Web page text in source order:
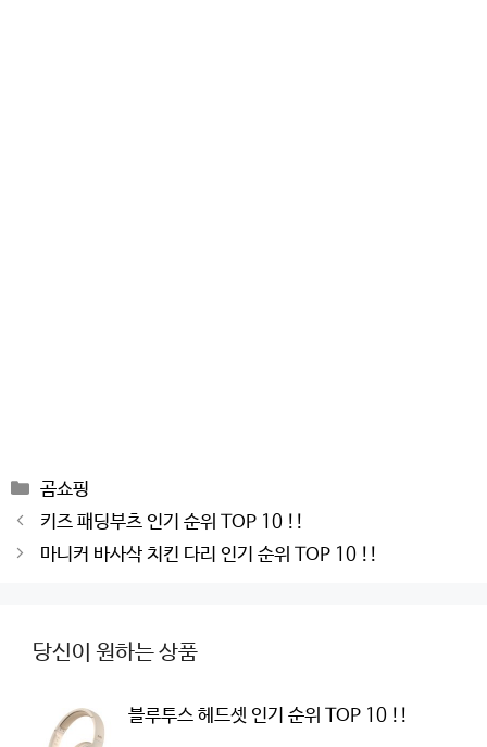
Categories
곰쇼핑
Post
navigation
키즈 패딩부츠 인기 순위 TOP 10 !!
마니커 바사삭 치킨 다리 인기 순위 TOP 10 !!
당신이 원하는 상품
블루투스 헤드셋 인기 순위 TOP 10 !!